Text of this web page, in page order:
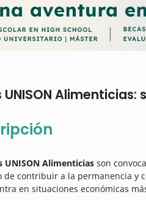
UNISON
UNISON Alimenticias son
de contribuir a la permanencia y
en situaciones económicas